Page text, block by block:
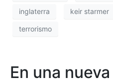
inglaterra keir starmer
terrorismo
En una